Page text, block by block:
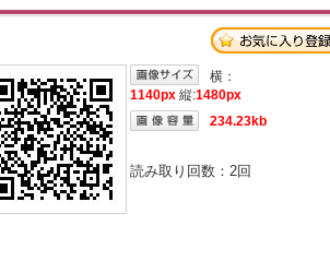
横：
1140px 縦:1480px
234.23kb
読み取り回数： 2回